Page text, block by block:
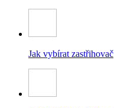
Jak vybírat zastřihovač